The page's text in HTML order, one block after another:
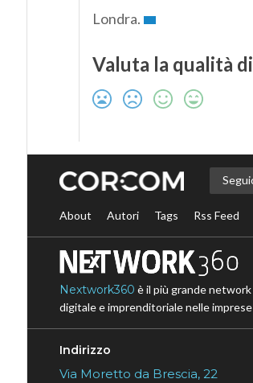
Londra.
Valuta la qualità
About Autori Tags Rss Feed
Nextwork360 è il più grande
digitale e imprenditoriale nelle
Indirizzo
Via Moretto da Brescia, 22